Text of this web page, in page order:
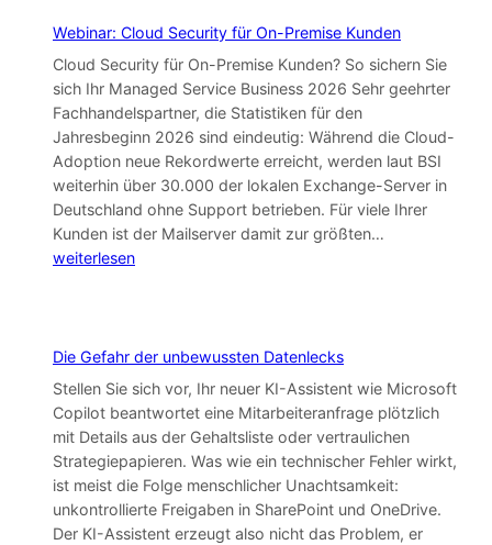
Webinar: Cloud Security für On-Premise Kunden
Cloud Security für On-Premise Kunden? So sichern Sie
sich Ihr Managed Service Business 2026 Sehr geehrter
Fachhandelspartner, die Statistiken für den
Jahresbeginn 2026 sind eindeutig: Während die Cloud-
Adoption neue Rekordwerte erreicht, werden laut BSI
weiterhin über 30.000 der lokalen Exchange-Server in
Deutschland ohne Support betrieben. Für viele Ihrer
Kunden ist der Mailserver damit zur größten…
weiterlesen
Die Gefahr der unbewussten Datenlecks
Stellen Sie sich vor, Ihr neuer KI-Assistent wie Microsoft
Copilot beantwortet eine Mitarbeiteranfrage plötzlich
mit Details aus der Gehaltsliste oder vertraulichen
Strategiepapieren. Was wie ein technischer Fehler wirkt,
ist meist die Folge menschlicher Unachtsamkeit:
unkontrollierte Freigaben in SharePoint und OneDrive.
Der KI-Assistent erzeugt also nicht das Problem, er